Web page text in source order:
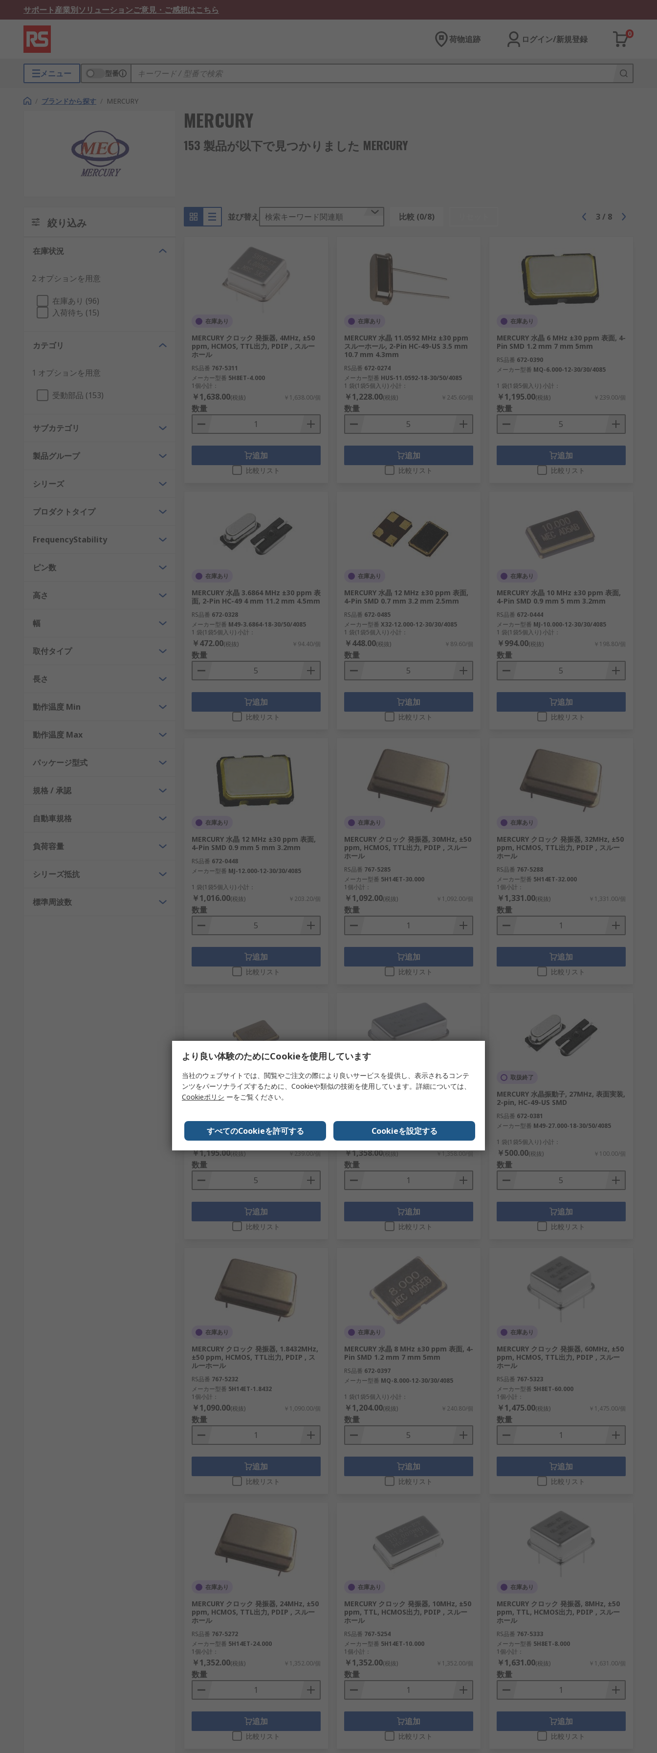
サポート産業別ソリューションご意見・ご感想はこちら
荷物追跡 ログイン/新規登録
0
メニュー 型番
/ ブランドから探す / MERCURY
MERCURY
153 製品が以下で見つかりました MERCURY
絞り込み
在庫状況
2 オプションを用意
在庫あり (96)
入荷待ち (15)
カテゴリ
1 オプションを用意
受動部品 (153)
サブカテゴリ
製品グループ
シリーズ
プロダクトタイプ
FrequencyStability
ピン数
高さ
幅
取付タイプ
長さ
動作温度 Min
動作温度 Max
パッケージ型式
規格 / 承認
自動車規格
負荷容量
シリーズ抵抗
標準周波数
並び替え 検索キーワード関連順 比較 (0/8) 3 / 8
在庫あり
MERCURY クロック 発振器, 4MHz, ±50
ppm, HCMOS, TTL出力, PDIP , スルー
ホール
RS品番 767-5311
メーカー型番 5H8ET-4.000
1個小計：
￥1,638.00(税抜) ￥1,638.00/個
数量
追加
比較リスト
在庫あり
MERCURY 水晶 11.0592 MHz ±30 ppm
スルーホール, 2-Pin HC-49-US 3.5 mm
10.7 mm 4.3mm
RS品番 672-0274
メーカー型番 HUS-11.0592-18-30/50/4085
1 袋(1袋5個入り) 小計：
￥1,228.00(税抜) ￥245.60/個
数量
追加
比較リスト
在庫あり
MERCURY 水晶 6 MHz ±30 ppm 表面, 4-
Pin SMD 1.2 mm 7 mm 5mm
RS品番 672-0390
メーカー型番 MQ-6.000-12-30/30/4085
1 袋(1袋5個入り) 小計：
￥1,195.00(税抜) ￥239.00/個
数量
追加
比較リスト
在庫あり
MERCURY 水晶 3.6864 MHz ±30 ppm 表
面, 2-Pin HC-49 4 mm 11.2 mm 4.5mm
RS品番 672-0328
メーカー型番 M49-3.6864-18-30/50/4085
1 袋(1袋5個入り) 小計：
￥472.00(税抜) ￥94.40/個
数量
追加
比較リスト
在庫あり
MERCURY 水晶 12 MHz ±30 ppm 表面,
4-Pin SMD 0.7 mm 3.2 mm 2.5mm
RS品番 672-0485
メーカー型番 X32-12.000-12-30/30/4085
1 袋(1袋5個入り) 小計：
￥448.00(税抜) ￥89.60/個
数量
追加
比較リスト
在庫あり
MERCURY 水晶 10 MHz ±30 ppm 表面,
4-Pin SMD 0.9 mm 5 mm 3.2mm
RS品番 672-0444
メーカー型番 MJ-10.000-12-30/30/4085
1 袋(1袋5個入り) 小計：
￥994.00(税抜) ￥198.80/個
数量
追加
比較リスト
在庫あり
MERCURY 水晶 12 MHz ±30 ppm 表面,
4-Pin SMD 0.9 mm 5 mm 3.2mm
RS品番 672-0448
メーカー型番 MJ-12.000-12-30/30/4085
1 袋(1袋5個入り) 小計：
￥1,016.00(税抜) ￥203.20/個
数量
追加
比較リスト
在庫あり
MERCURY クロック 発振器, 30MHz, ±50
ppm, HCMOS, TTL出力, PDIP , スルー
ホール
RS品番 767-5285
メーカー型番 5H14ET-30.000
1個小計：
￥1,092.00(税抜) ￥1,092.00/個
数量
追加
比較リスト
在庫あり
MERCURY クロック 発振器, 32MHz, ±50
ppm, HCMOS, TTL出力, PDIP , スルー
ホール
RS品番 767-5288
メーカー型番 5H14ET-32.000
1個小計：
￥1,331.00(税抜) ￥1,331.00/個
数量
追加
比較リスト
在庫あり
MERCURY 水晶 7.3728 MHz ±30 ppm 表
面, 4-Pin SMD 1.2 mm 7 mm 5mm
メーカー型番
MQ-7.3728-12-30/30/4085
1 袋(1袋5個入り) 小計：
￥1,195.00(税抜) ￥239.00/個
数量
追加
比較リスト
在庫あり
メーカー型番5H14ET-16.000
1個小計：
￥1,358.00(税抜) ￥1,358.00/個
数量
追加
比較リスト
取扱終了
MERCURY 水晶振動子, 27MHz, 表面実装,
2-pin, HC-49-US SMD
RS品番 672-0381
メーカー型番 M49-27.000-18-30/50/4085
1 袋(1袋5個入り) 小計：
￥500.00(税抜) ￥100.00/個
数量
追加
比較リスト
在庫あり
MERCURY クロック 発振器, 1.8432MHz,
±50 ppm, HCMOS, TTL出力, PDIP , ス
ルーホール
RS品番 767-5232
メーカー型番 5H14ET-1.8432
1個小計：
￥1,090.00(税抜) ￥1,090.00/個
数量
追加
比較リスト
在庫あり
MERCURY 水晶 8 MHz ±30 ppm 表面, 4-
Pin SMD 1.2 mm 7 mm 5mm
RS品番 672-0397
メーカー型番 MQ-8.000-12-30/30/4085
1 袋(1袋5個入り) 小計：
￥1,204.00(税抜) ￥240.80/個
数量
追加
比較リスト
在庫あり
MERCURY クロック 発振器, 60MHz, ±50
ppm, HCMOS, TTL出力, PDIP , スルー
ホール
RS品番 767-5323
メーカー型番 5H8ET-60.000
1個小計：
￥1,475.00(税抜) ￥1,475.00/個
数量
追加
比較リスト
在庫あり
MERCURY クロック 発振器, 24MHz, ±50
ppm, HCMOS, TTL出力, PDIP , スルー
ホール
RS品番 767-5272
メーカー型番 5H14ET-24.000
1個小計：
￥1,352.00(税抜) ￥1,352.00/個
数量
追加
比較リスト
在庫あり
MERCURY クロック 発振器, 10MHz, ±50
ppm, TTL, HCMOS出力, PDIP , スルー
ホール
RS品番 767-5254
メーカー型番 5H14ET-10.000
1個小計：
￥1,352.00(税抜) ￥1,352.00/個
数量
追加
比較リスト
在庫あり
MERCURY クロック 発振器, 8MHz, ±50
ppm, TTL, HCMOS出力, PDIP , スルー
ホール
RS品番 767-5333
メーカー型番 5H8ET-8.000
1個小計：
￥1,631.00(税抜) ￥1,631.00/個
数量
追加
比較リスト
より良い体験のためにCookieを使用しています
当社のウェブサイトでは、閲覧やご注文の際により良いサービスを提供し、表示されるコンテ
ンツをパーソナライズするために、Cookieや類似の技術を使用しています。詳細については、
Cookieポリシ ーをご覧ください。
すべてのCookieを許可する Cookieを設定する